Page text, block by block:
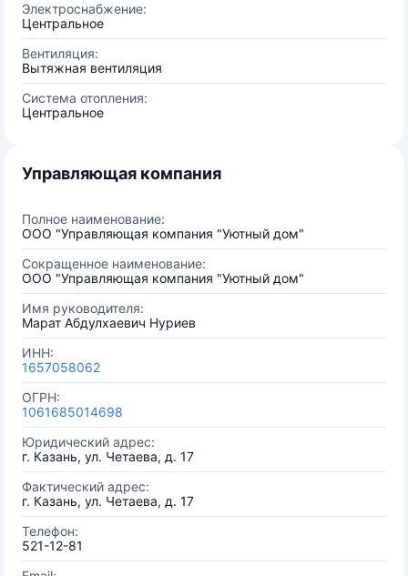
Электроснабжение:
Центральное
Вентиляция:
Вытяжная вентиляция
Система отопления:
Центральное
Управляющая компания
Полное наименование:
ООО "Управляющая компания "Уютный дом"
Сокращенное наименование:
ООО "Управляющая компания "Уютный дом"
Имя руководителя:
Марат Абдулхаевич Нуриев
ИНН:
1657058062
ОГРН:
1061685014698
Юридический адрес:
г. Казань, ул. Четаева, д. 17
Фактический адрес:
г. Казань, ул. Четаева, д. 17
Телефон:
521-12-81